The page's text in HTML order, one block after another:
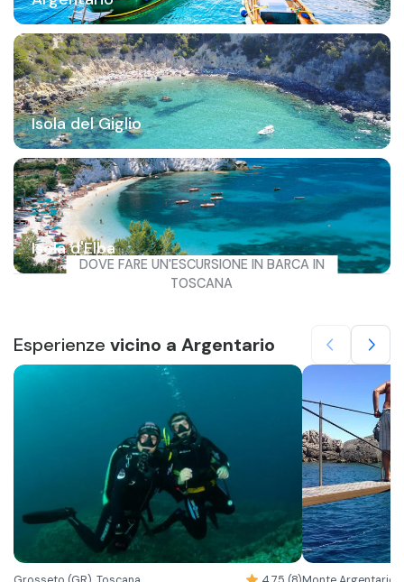
Isola del Giglio
Isola d'Elba
DOVE FARE UN'ESCURSIONE IN BARCA IN
TOSCANA
Esperienze vicino a Argentario